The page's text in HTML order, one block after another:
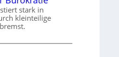
stark in
kleinteilige